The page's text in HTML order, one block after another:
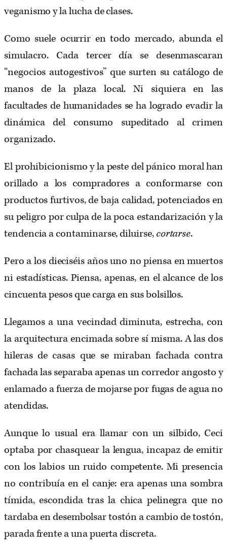
veganismo y la lucha de clases.
Como suele ocurrir en todo mercado, abunda el
simulacro. Cada tercer día se desenmascaran
“negocios autogestivos” que surten su catálogo de
manos de la plaza local. Ni siquiera en las
facultades de humanidades se ha logrado evadir la
dinámica del consumo supeditado al crimen
organizado.
El prohibicionismo y la peste del pánico moral han
orillado a los compradores a conformarse con
productos furtivos, de baja calidad, potenciados en
su peligro por culpa de la poca estandarización y la
tendencia a contaminarse, diluirse,cortarse.
Pero a los dieciséis años uno no piensa en muertos
ni estadísticas. Piensa, apenas, en el alcance de los
cincuenta pesos que carga en sus bolsillos.
Llegamos a una vecindad diminuta, estrecha, con
la arquitectura encimada sobre sí misma. A las dos
hileras de casas que se miraban fachada contra
fachada las separaba apenas un corredor angosto y
enlamado a fuerza de mojarse por fugas de agua no
atendidas.
Aunque lo usual era llamar con un silbido, Ceci
optaba por chasquear la lengua, incapaz de emitir
con los labios un ruido competente. Mi presencia
no contribuía en el canje: era apenas una sombra
tímida, escondida tras la chica pelinegra que no
tardaba en desembolsar tostón a cambio de tostón,
parada frente a una puerta discreta.